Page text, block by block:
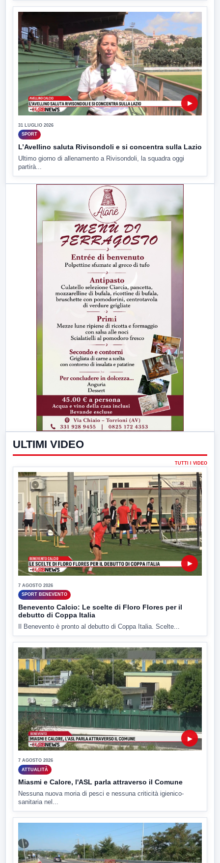
▶
31 LUGLIO 2026
SPORT
L’Avellino saluta Rivisondoli e si concentra sulla Lazio
Ultimo giorno di allenamento a Rivisondoli, la squadra oggi
partirà...
ULTIMI VIDEO
TUTTI I VIDEO
▶
7 AGOSTO 2026
SPORT BENEVENTO
Benevento Calcio: Le scelte di Floro Flores per il
debutto di Coppa Italia
Il Benevento è pronto al debutto di Coppa Italia. Scelte...
▶
7 AGOSTO 2026
ATTUALITÀ
Miasmi e Calore, l'ASL parla attraverso il Comune
Nessuna nuova moria di pesci e nessuna criticità igienico-
sanitaria nel...